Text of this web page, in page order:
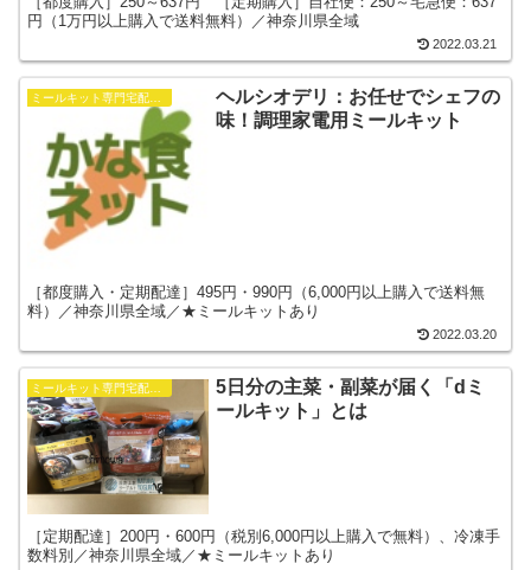
円（1万円以上購入で送料無料）／神奈川県全域
2022.03.21
ヘルシオデリ：お任せでシェフの
味！調理家電用ミールキット
［都度購入・定期配達］495円・990円（6,000円以上購入で送料無
料）／神奈川県全域／★ミールキットあり
2022.03.20
5日分の主菜・副菜が届く「dミ
ールキット」とは
［定期配達］200円・600円（税別6,000円以上購入で無料）、冷凍手
数料別／神奈川県全域／★ミールキットあり